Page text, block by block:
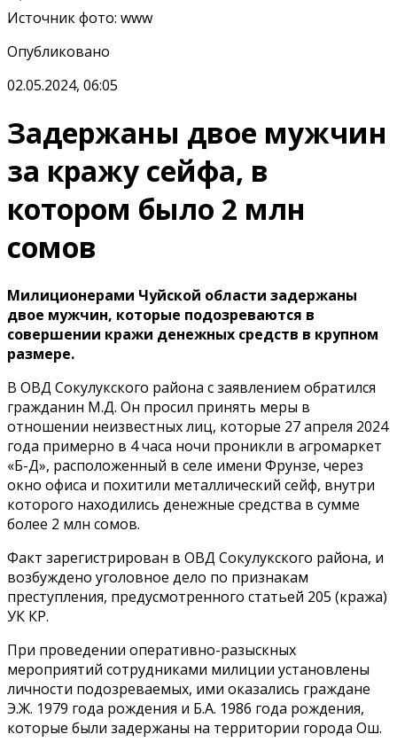
Источник фото: www
Опубликовано
02.05.2024, 06:05
Задержаны двое мужчин
за кражу сейфа, в
котором было 2 млн
сомов
Милиционерами Чуйской области задержаны
двое мужчин, которые подозреваются в
совершении кражи денежных средств в крупном
размере.
В ОВД Сокулукского района с заявлением обратился
гражданин М.Д. Он просил принять меры в
отношении неизвестных лиц, которые 27 апреля 2024
года примерно в 4 часа ночи проникли в агромаркет
«Б-Д», расположенный в селе имени Фрунзе, через
окно офиса и похитили металлический сейф, внутри
которого находились денежные средства в сумме
более 2 млн сомов.
Факт зарегистрирован в ОВД Сокулукского района, и
возбуждено уголовное дело по признакам
преступления, предусмотренного статьей 205 (кража)
УК КР.
При проведении оперативно-разыскных
мероприятий сотрудниками милиции установлены
личности подозреваемых, ими оказались граждане
Э.Ж. 1979 года рождения и Б.А. 1986 года рождения,
которые были задержаны на территории города Ош.